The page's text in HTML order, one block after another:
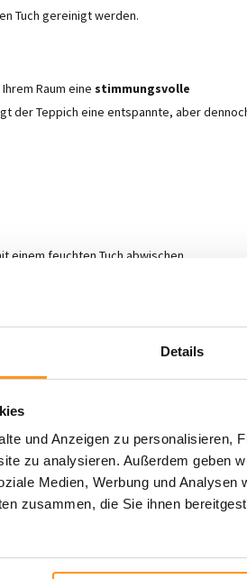
Details
und Anzeigen zu personalisieren,
zu analysieren. Außerdem geben
Medien, Werbung und
zusammen, die Sie ihnen
Tuch gereinigt werden.
Raum eine stimmungsvolle
der Teppich eine entspannte, aber
einem feuchten Tuch abwischen
undmodernem Design.
Außenbereich!